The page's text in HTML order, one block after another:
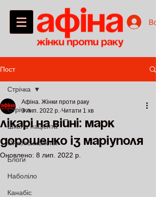
Пост
Стрічка
Школа пацієнта
Онкопсихологія
Блоги
Наболіло
Канабіс
Стрічка
Лікарі на війні: Марк
Дорошенко із Маріуполя
Афіна. Жінки проти раку
3 лип. 2022 р. Читати 1 хв
Оновлено: 8 лип. 2022 р.